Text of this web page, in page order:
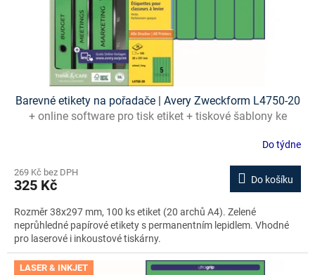
Barevné etikety na pořadače | Avery Zweckform L4750-20
+ online software pro tisk etiket + tiskové šablony ke
Do týdne
269 Kč bez DPH
325 Kč Do košíku
Rozměr 38x297 mm, 100 ks etiket (20 archů A4). Zelené
neprůhledné papírové etikety s permanentním lepidlem. Vhodné
pro laserové i inkoustové tiskárny.
LASER & INKJET